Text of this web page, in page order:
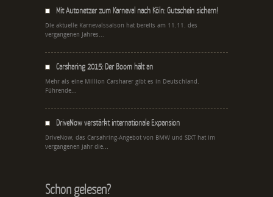
Mit Autonetzer zum Karneval nach Köln: Gutschein sichern!
Die aktuelle Karnevalssaison hat bereits am 11.11. des
vergangenen Jahres...
Carsharing 2015: Der Boom hält an
Mehr als eine Million Carsharer gibt es in Deutschland.
Führende...
DriveNow verstärkt internationale Expansion
DriveNow, das Carsahring-Angebot von BMW und SIXT hat im
vergangenen Jahr die...
Schon gelesen?